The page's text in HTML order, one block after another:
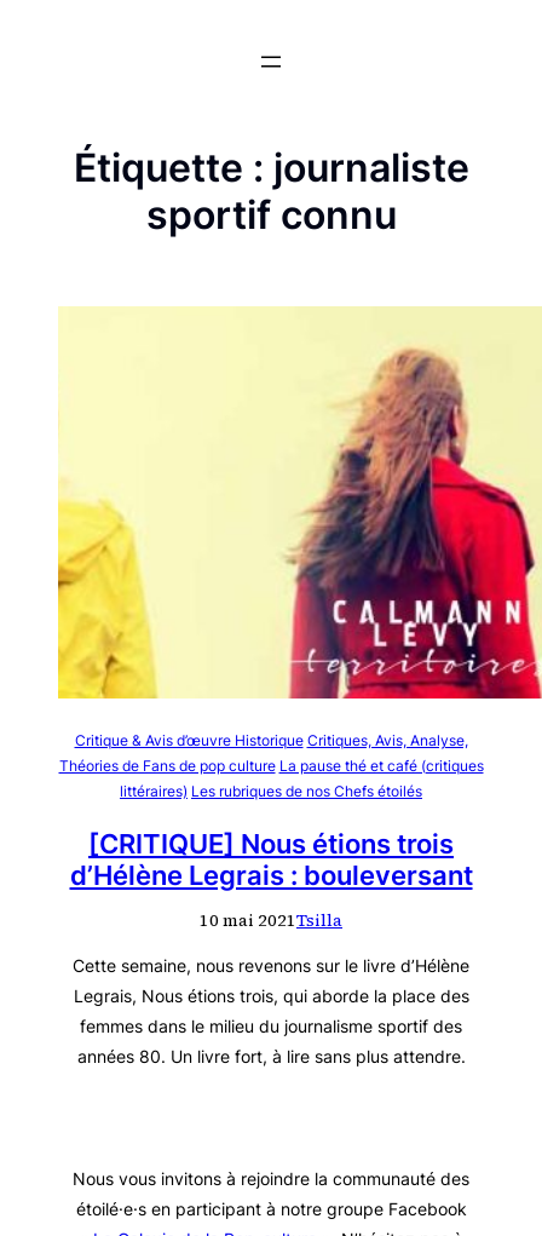
Étiquette : journaliste
sportif connu
Critique & Avis d’œuvre Historique Critiques, Avis, Analyse,
Théories de Fans de pop culture La pause thé et café (critiques
littéraires) Les rubriques de nos Chefs étoilés
[CRITIQUE] Nous étions trois
d’Hélène Legrais : bouleversant
10 mai 2021Tsilla
Cette semaine, nous revenons sur le livre d’Hélène
Legrais, Nous étions trois, qui aborde la place des
femmes dans le milieu du journalisme sportif des
années 80. Un livre fort, à lire sans plus attendre.
Nous vous invitons à rejoindre la communauté des
étoilé·e·s en participant à notre groupe Facebook